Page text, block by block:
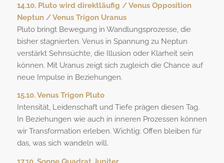
14.10. Pluto wird direktläufig / Venus Opposition
Neptun / Venus Trigon Uranus
Pluto bringt Bewegung in Wandlungsprozesse, die
bisher stagnierten. Venus in Spannung zu Neptun
verstärkt Sehnsüchte, die Illusion oder Klarheit sein
können. Mit Uranus zeigt sich zugleich die Chance auf
neue Impulse in Beziehungen.
15.10. Venus Trigon Pluto
Intensität, Leidenschaft und Tiefe prägen diesen Tag.
In Beziehungen wie auch in inneren Prozessen können
wir Transformation erleben. Wichtig: Offen bleiben für
das, was sich wandeln will.